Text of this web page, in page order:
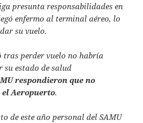
presunta responsabilidades en
enfermo al terminal aéreo, lo
su vuelo.
perder vuelo no habría
estado de salud
respondieron que no
el Aeropuerto.
de este año personal del SAMU